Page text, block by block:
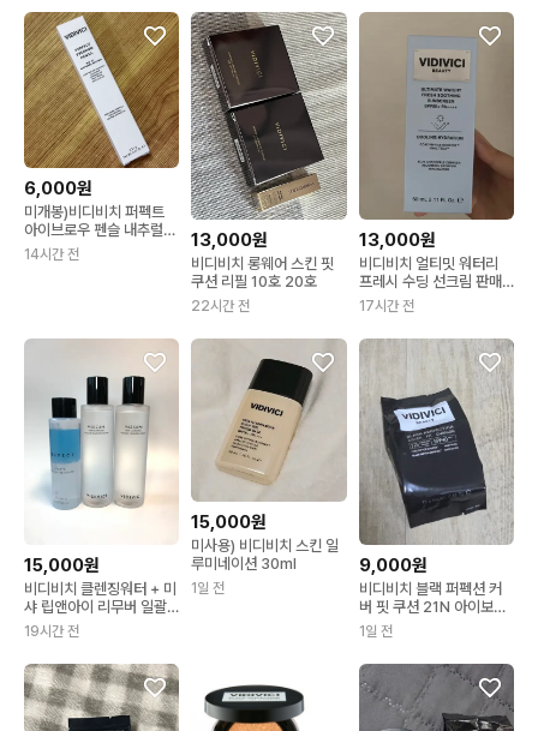
6,000원
미개봉)비디비치 퍼펙트
아이브로우 펜슬 내추럴브
라운
14시간 전
13,000원
비디비치 롱웨어 스킨 핏
쿠션 리필 10호 20호
22시간 전
13,000원
비디비치 얼티밋 워터리
프레시 수딩 선크림 판매
합니다 미개봉
17시간 전
15,000원
비디비치 클렌징워터 + 미
샤 립앤아이 리무버 일괄 1
차세안제
19시간 전
15,000원
미사용) 비디비치 스킨 일
루미네이션 30ml
1일 전
9,000원
비디비치 블랙 퍼펙션 커
버 핏 쿠션 21N 아이보리
리필
1일 전